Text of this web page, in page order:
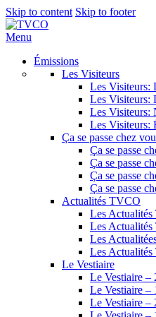
Skip to content Skip to footer
Menu
Émissions
Les Visiteurs
Les Visiteurs:
Les Visiteurs:
Les Visiteurs:
Les Visiteurs:
Ça se passe chez
Ça se passe
Ça se passe
Ça se passe
Ça se passe
Actualités TVCO
Les
Les
Les
Les
Le Vestiaire
Le Vestiaire –
Le Vestiaire –
Le Vestiaire –